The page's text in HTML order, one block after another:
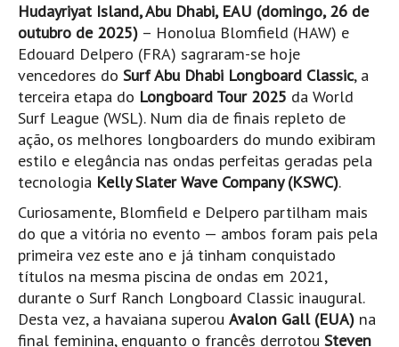
Leça - L'Kodak (Aterro) HD
Leça da Palmeira HD
Leça da Palmeira bar Oscar HD
Matosinhos HD
Matosinhos - Vagas Bar HD
Cabedelo do Porto
Espinho HD
Espinho vista aérea HD
Espinho - Silvalde HD
AVEIRO
Cortegaça (Vila do Surf) HD
Cortegaça Onda Pontão HD
Praia da Barra Norte HD
Hudayriyat Island, Abu Dhabi, EAU (domingo, 26 de
outubro de 2025) – Honolua Blomfield (HAW) e
Edouard Delpero (FRA) sagraram-se hoje
vencedores do Surf Abu Dhabi Longboard Classic, a
terceira etapa do Longboard Tour 2025 da World
Surf League (WSL). Num dia de finais repleto de
ação, os melhores longboarders do mundo exibiram
estilo e elegância nas ondas perfeitas geradas pela
tecnologia Kelly Slater Wave Company (KSWC).
Curiosamente, Blomfield e Delpero partilham mais
do que a vitória no evento — ambos foram pais pela
primeira vez este ano e já tinham conquistado
títulos na mesma piscina de ondas em 2021,
durante o Surf Ranch Longboard Classic inaugural.
Desta vez, a havaiana superou Avalon Gall (EUA) na
final feminina, enquanto o francês derrotou Steven